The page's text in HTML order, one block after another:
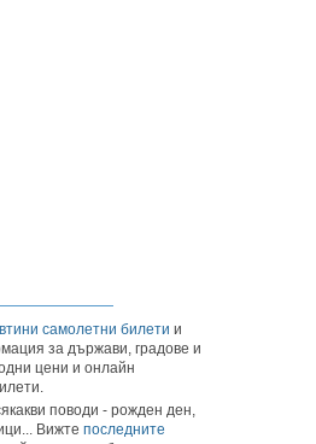
самолетни билети и
за държави, градове и
цени и онлайн
поводи - рожден ден,
Вижте последните